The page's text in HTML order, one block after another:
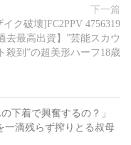
下一篇
イク破壊]FC2PPV 4756319
去最高出資】”芸能スカウ
ト殺到”の超美形ハーフ18歳
下着で興奮するの？」
一滴残らず搾りとる叔母